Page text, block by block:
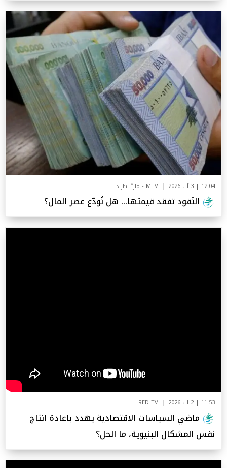
12:04 | 3 آب 2026 MTV - ماريّا طراد
النّقود تفقد قيمتها… هل نُودّع عصر المال؟
11:53 | 2 آب 2026 RED TV
ماضي السياسات الاقتصادية يهدد باعادة انتاج
نفس المشكال البنيوية، ما الحل؟